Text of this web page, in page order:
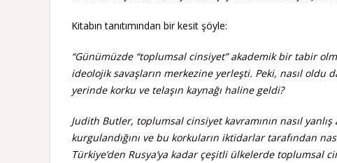
Kitabın tanıtımından bir kesit şöyle:
“Günümüzde “toplumsal cinsiyet” akademik bir tabir
ideolojik savaşların merkezine yerleşti. Peki, nasıl
yerinde korku ve telaşın kaynağı haline geldi?
Judith Butler, toplumsal cinsiyet kavramının nasıl
kurgulandığını ve bu korkuların iktidarlar tarafından
Türkiye’den Rusya’ya kadar çeşitli ülkelerde toplumsal